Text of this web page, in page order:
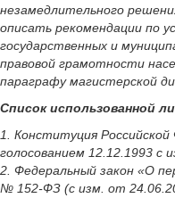
незамедлительного
описать рекомендации по
государственных и
правовой грамотности
параграфу магистерской
Список использованной
1. Конституция
голосованием 12.12.1993 с
2. Федеральный закон «О
№ 152-ФЗ (с изм. от